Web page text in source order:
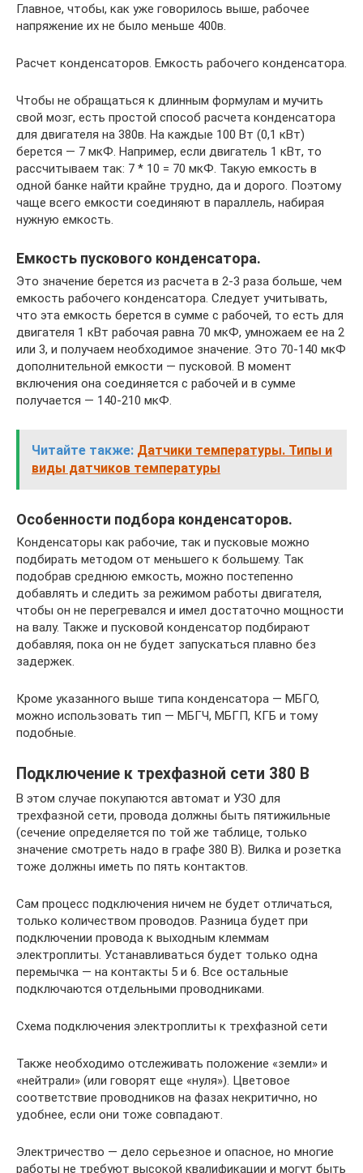
Главное, чтобы, как уже говорилось выше, рабочее
напряжение их не было меньше 400в.
Расчет конденсаторов. Емкость рабочего конденсатора.
Чтобы не обращаться к длинным формулам и мучить
свой мозг, есть простой способ расчета конденсатора
для двигателя на 380в. На каждые 100 Вт (0,1 кВт)
берется — 7 мкФ. Например, если двигатель 1 кВт, то
рассчитываем так: 7 * 10 = 70 мкФ. Такую емкость в
одной банке найти крайне трудно, да и дорого. Поэтому
чаще всего емкости соединяют в параллель, набирая
нужную емкость.
Емкость пускового конденсатора.
Это значение берется из расчета в 2-3 раза больше, чем
емкость рабочего конденсатора. Следует учитывать,
что эта емкость берется в сумме с рабочей, то есть для
двигателя 1 кВт рабочая равна 70 мкФ, умножаем ее на 2
или 3, и получаем необходимое значение. Это 70-140 мкФ
дополнительной емкости — пусковой. В момент
включения она соединяется с рабочей и в сумме
получается — 140-210 мкФ.
Читайте также: Датчики температуры. Типы и
виды датчиков температуры
Особенности подбора конденсаторов.
Конденсаторы как рабочие, так и пусковые можно
подбирать методом от меньшего к большему. Так
подобрав среднюю емкость, можно постепенно
добавлять и следить за режимом работы двигателя,
чтобы он не перегревался и имел достаточно мощности
на валу. Также и пусковой конденсатор подбирают
добавляя, пока он не будет запускаться плавно без
задержек.
Кроме указанного выше типа конденсатора — МБГО,
можно использовать тип — МБГЧ, МБГП, КГБ и тому
подобные.
Подключение к трехфазной сети 380 В
В этом случае покупаются автомат и УЗО для
трехфазной сети, провода должны быть пятижильные
(сечение определяется по той же таблице, только
значение смотреть надо в графе 380 В). Вилка и розетка
тоже должны иметь по пять контактов.
Сам процесс подключения ничем не будет отличаться,
только количеством проводов. Разница будет при
подключении провода к выходным клеммам
электроплиты. Устанавливаться будет только одна
перемычка — на контакты 5 и 6. Все остальные
подключаются отдельными проводниками.
Схема подключения электроплиты к трехфазной сети
Также необходимо отслеживать положение «земли» и
«нейтрали» (или говорят еще «нуля»). Цветовое
соответствие проводников на фазах некритично, но
удобнее, если они тоже совпадают.
Электричество — дело серьезное и опасное, но многие
работы не требуют высокой квалификации и могут быть